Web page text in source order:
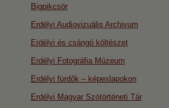
Bigpikcsör
Erdélyi Audiovizuális Archivum
Erdélyi és csángó költészet
Erdélyi Fotográfia Múzeum
Erdélyi fürdők – képeslapokon
Erdélyi Magyar Szótörténeti Tár